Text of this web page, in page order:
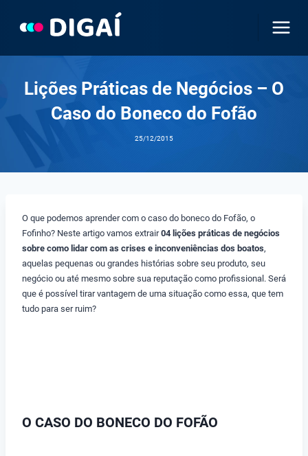
Lições Práticas de Negócios – O
Caso do Boneco do Fofão
25/12/2015
O que podemos aprender com o caso do boneco do Fofão, o
Fofinho? Neste artigo vamos extrair04 lições práticas de negócios
sobre como lidar com as crises e inconveniências dos boatos,
aquelas pequenas ou grandes histórias sobre seu produto, seu
negócio ou até mesmo sobre sua reputação como profissional. Será
que é possível tirar vantagem de uma situação como essa, que tem
tudo para ser ruim?
O CASO DO BONECO DO FOFÃO